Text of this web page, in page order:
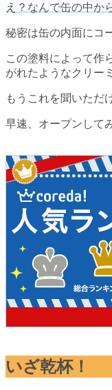
え？なんで缶の中か
秘密は缶の内面にコ
この塗料によって作
がれたようなクリー
もうこれを聞いただ
早速、オープンして
いざ乾杯！